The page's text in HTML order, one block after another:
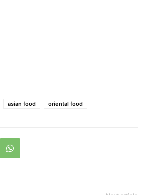
asian food oriental food